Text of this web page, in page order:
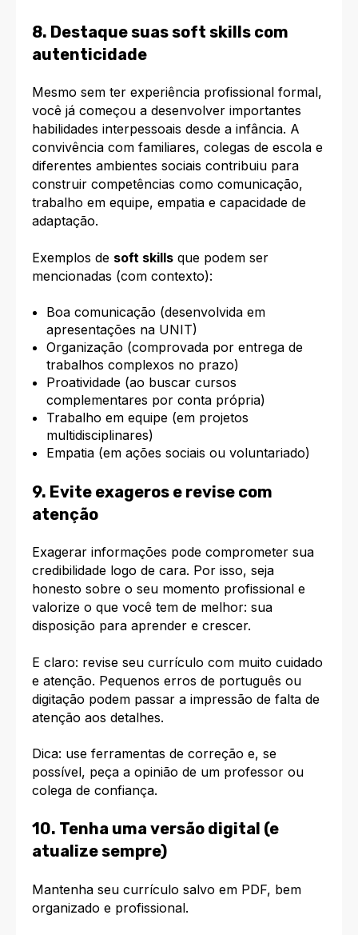
8. Destaque suas soft skills com
autenticidade
Mesmo sem ter experiência profissional formal,
você já começou a desenvolver importantes
habilidades interpessoais desde a infância. A
convivência com familiares, colegas de escola e
diferentes ambientes sociais contribuiu para
construir competências como comunicação,
trabalho em equipe, empatia e capacidade de
adaptação.
Exemplos de soft skills que podem ser
mencionadas (com contexto):
Boa comunicação (desenvolvida em
apresentações na UNIT)
Organização (comprovada por entrega de
trabalhos complexos no prazo)
Proatividade (ao buscar cursos
complementares por conta própria)
Trabalho em equipe (em projetos
multidisciplinares)
Empatia (em ações sociais ou voluntariado)
9. Evite exageros e revise com
atenção
Exagerar informações pode comprometer sua
credibilidade logo de cara. Por isso, seja
honesto sobre o seu momento profissional e
valorize o que você tem de melhor: sua
disposição para aprender e crescer.
E claro: revise seu currículo com muito cuidado
e atenção. Pequenos erros de português ou
digitação podem passar a impressão de falta de
atenção aos detalhes.
Dica: use ferramentas de correção e, se
possível, peça a opinião de um professor ou
colega de confiança.
10. Tenha uma versão digital (e
atualize sempre)
Mantenha seu currículo salvo em PDF, bem
organizado e profissional.